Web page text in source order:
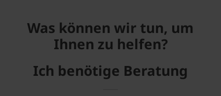
Was können wir tun, um
Ihnen zu helfen?
Ich benötige Beratung